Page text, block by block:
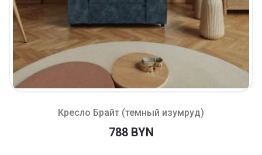
Кресло Брайт (темный изумруд)
788 BYN